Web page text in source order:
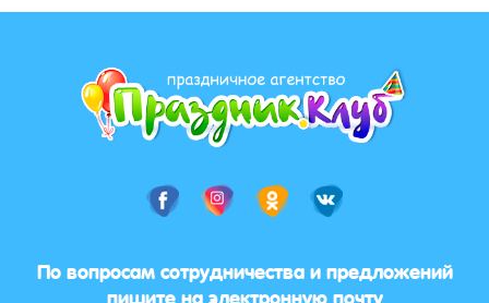
По вопросам сотрудничества и предложений
пишите на электронную почту